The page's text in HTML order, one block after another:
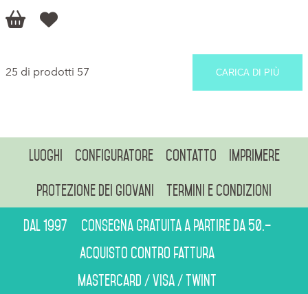
 
25 di prodotti 57 CARICA DI PIÙ
Luoghi Configuratore Contatto Imprimere
Protezione dei giovani Termini e condizioni
Dal 1997
Consegna gratuita a partire da 50.–
Acquisto contro fattura
Mastercard / Visa / Twint